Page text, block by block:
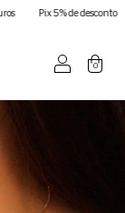
Pix 5% de desconto
0